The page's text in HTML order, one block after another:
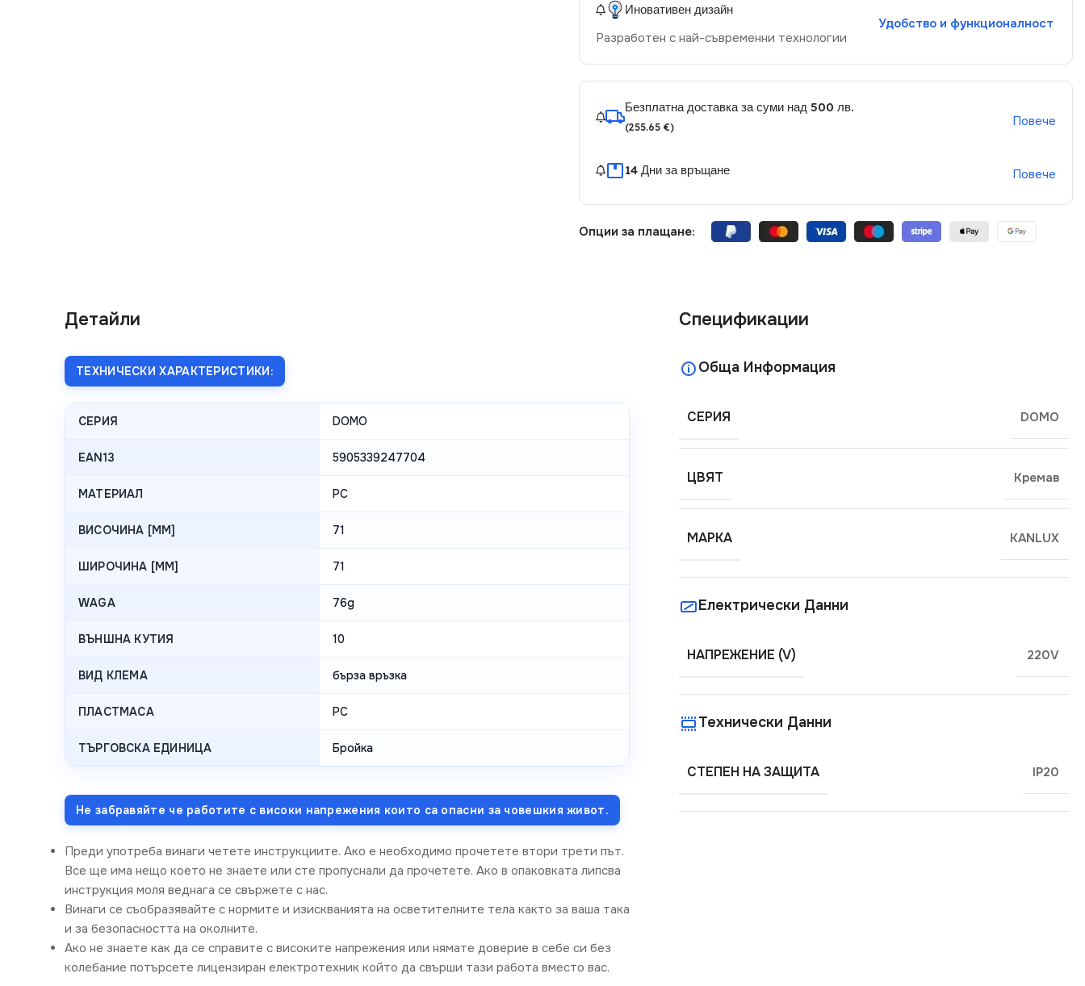
Иновативен дизайн
Разработен с най-съвременни технологии
Удобство и функционалност
Безплатна доставка за суми над 500 лв.
(255.65 €) Повече
14 Дни за връщане Повече
Опции за плащане:
Детайли
ТЕХНИЧЕСКИ ХАРАКТЕРИСТИКИ:
СЕРИЯ DOMO
EAN13 5905339247704
МАТЕРИАЛ PC
ВИСОЧИНА [MM] 71
ШИРОЧИНА [MM] 71
WAGA 76g
ВЪНШНА КУТИЯ 10
ВИД КЛЕМА бърза връзка
ПЛАСТМАСА PC
ТЪРГОВСКА ЕДИНИЦА Бройка
Не забравяйте че работите с високи напрежения които са опасни за човешкия живот.
Преди употреба винаги четете инструкциите. Ако е необходимо прочетете втори трети път.
Все ще има нещо което не знаете или сте пропуснали да прочетете. Ако в опаковката липсва
инструкция моля веднага се свържете с нас.
Винаги се съобразявайте с нормите и изискванията на осветителните тела както за ваша така
и за безопасността на околните.
Ако не знаете как да се справите с високите напрежения или нямате доверие в себе си без
колебание потърсете лицензиран електротехник който да свърши тази работа вместо вас.
Спецификации
Обща Информация
СЕРИЯ DOMO
ЦВЯТ Кремав
МАРКА KANLUX
Електрически Данни
НАПРЕЖЕНИЕ (V) 220V
Технически Данни
СТЕПЕН НА ЗАЩИТА IP20